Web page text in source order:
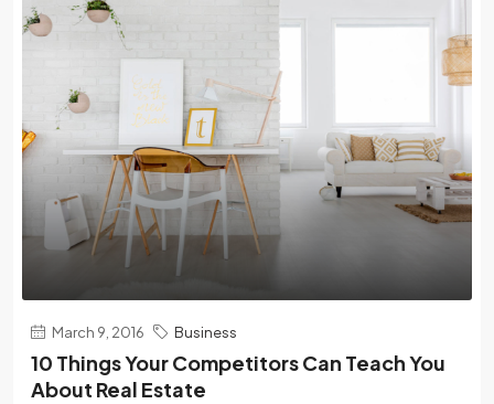
March 9, 2016 Business
10 Things Your Competitors Can Teach You
About Real Estate